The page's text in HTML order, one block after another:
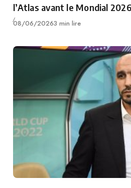
l’Atlas avant le Mondial 2026
Publié
08/06/20263 min lire